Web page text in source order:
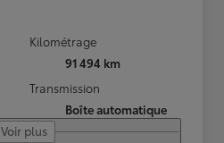
Kilométrage
91 494 km
Transmission
Boîte automatique
Voir plus